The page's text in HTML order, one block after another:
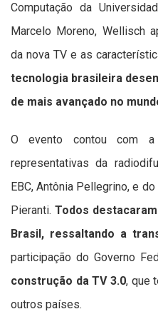
Computação da
Marcelo Moreno, Wellisch
da nova TV e as
tecnologia brasileira
de mais avançado no
O evento contou com a
representativas da
EBC, Antônia Pellegrino, e
Pieranti.Todos
Brasil, ressaltando a
participação do Governo
construção da TV 3.0, que
outros países.